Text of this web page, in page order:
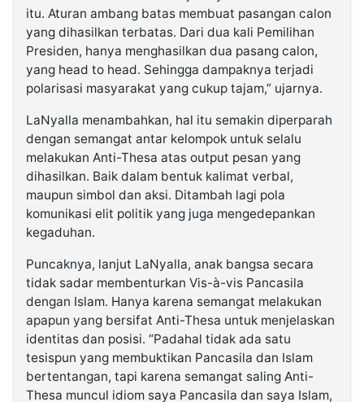
itu. Aturan ambang batas membuat pasangan calon
yang dihasilkan terbatas. Dari dua kali Pemilihan
Presiden, hanya menghasilkan dua pasang calon,
yang head to head. Sehingga dampaknya terjadi
polarisasi masyarakat yang cukup tajam,” ujarnya.
LaNyalla menambahkan, hal itu semakin diperparah
dengan semangat antar kelompok untuk selalu
melakukan Anti-Thesa atas output pesan yang
dihasilkan. Baik dalam bentuk kalimat verbal,
maupun simbol dan aksi. Ditambah lagi pola
komunikasi elit politik yang juga mengedepankan
kegaduhan.
Puncaknya, lanjut LaNyalla, anak bangsa secara
tidak sadar membenturkan Vis-à-vis Pancasila
dengan Islam. Hanya karena semangat melakukan
apapun yang bersifat Anti-Thesa untuk menjelaskan
identitas dan posisi. “Padahal tidak ada satu
tesispun yang membuktikan Pancasila dan Islam
bertentangan, tapi karena semangat saling Anti-
Thesa muncul idiom saya Pancasila dan saya Islam,